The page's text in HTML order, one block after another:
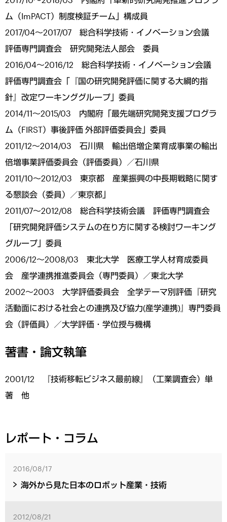
ム（ImPACT）制度検証チーム」構成員
2017/04～2017/07 総合科学技術・イノベーション会議
評価専門調査会 研究開発法人部会 委員
2016/04～2016/12 総合科学技術・イノベーション会議
評価専門調査会「『国の研究開発評価に関する大綱的指
針』改定ワーキンググループ」委員
2014/11～2015/03 内閣府「最先端研究開発支援プログラ
ム（FIRST）事後評価 外部評価委員会」委員
2011/12～2014/03 石川県 輸出倍増企業育成事業の輸出
倍増事業評価委員会（評価委員）／石川県
2011/10～2012/03 東京都 産業振興の中長期戦略に関す
る懇談会（委員）／東京都」
2011/07～2012/08 総合科学技術会議 評価専門調査会
「研究開発評価システムの在り方に関する検討ワーキング
グループ」委員
2006/12～2008/03 東北大学 医療工学人材育成委員
会 産学連携推進委員会（専門委員）／東北大学
2002～2003 大学評価委員会 全学テーマ別評価『研究
活動面における社会との連携及び協力(産学連携)』専門委員
会（評価員）／大学評価・学位授与機構
著書・論文執筆
2001/12 『技術移転ビジネス最前線』（工業調査会）単
著 他
レポート・コラム
2016/08/17
海外から見た日本のロボット産業・技術
2012/08/21